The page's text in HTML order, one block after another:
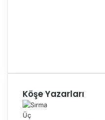
Köşe Yazarları